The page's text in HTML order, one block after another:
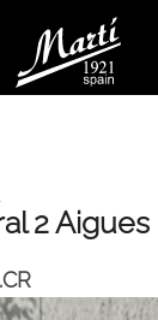
2 Aigues